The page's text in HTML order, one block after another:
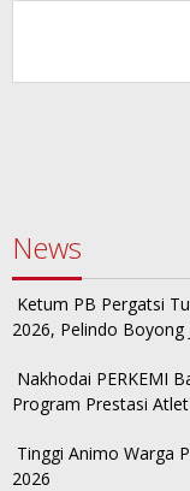
News
Ketum PB Pergatsi
2026, Pelindo Boyong
Nakhodai PERKEMI
Program Prestasi
Tinggi Animo Warga
2026